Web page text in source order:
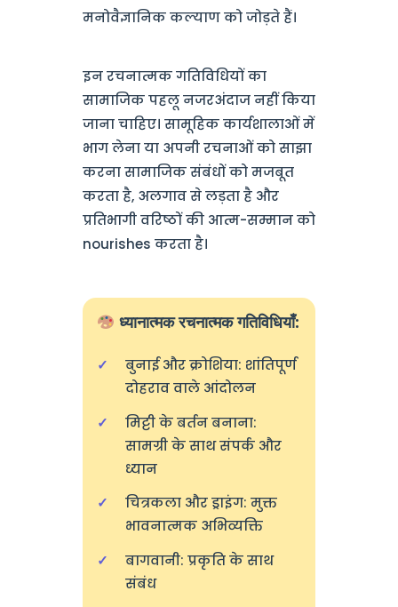
मनोवैज्ञानिक कल्याण को जोड़ते हैं।
इन रचनात्मक गतिविधियों का
सामाजिक पहलू नजरअंदाज नहीं किया
जाना चाहिए। सामूहिक कार्यशालाओं में
भाग लेना या अपनी रचनाओं को साझा
करना सामाजिक संबंधों को मजबूत
करता है, अलगाव से लड़ता है और
प्रतिभागी वरिष्ठों की आत्म-सम्मान को
nourishes करता है।
ध्यानात्मक रचनात्मक गतिविधियाँ:
बुनाई और क्रोशिया: शांतिपूर्ण
दोहराव वाले आंदोलन
मिट्टी के बर्तन बनाना:
सामग्री के साथ संपर्क और
ध्यान
चित्रकला और ड्राइंग: मुक्त
भावनात्मक अभिव्यक्ति
बागवानी: प्रकृति के साथ
संबंध